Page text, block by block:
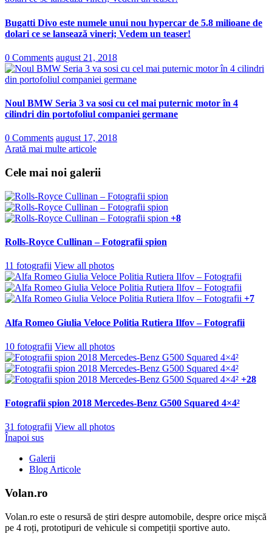
Bugatti Divo este numele unui nou hypercar de 5.8 milioane de
dolari ce se lansează vineri; Vedem un teaser!
0 Comments august 21, 2018
Noul BMW Seria 3 va sosi cu cel mai puternic motor în 4
cilindri din portofoliul companiei germane
0 Comments august 17, 2018
Arată mai multe articole
Cele mai noi galerii
+8
Rolls-Royce Cullinan – Fotografii spion
11 fotografii View all photos
+7
Alfa Romeo Giulia Veloce Politia Rutiera Ilfov – Fotografii
10 fotografii View all photos
+28
Fotografii spion 2018 Mercedes-Benz G500 Squared 4×4²
31 fotografii View all photos
Înapoi sus
Galerii
Blog Articole
Volan.ro
Volan.ro este o resursă de știri despre automobile, despre orice mișcă
pe 4 roți, prototipuri de vehicule si competiții sportive auto.